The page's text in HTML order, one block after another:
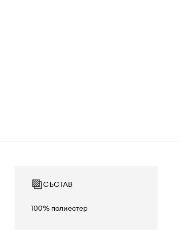
СЪСТАВ
100% полиестер